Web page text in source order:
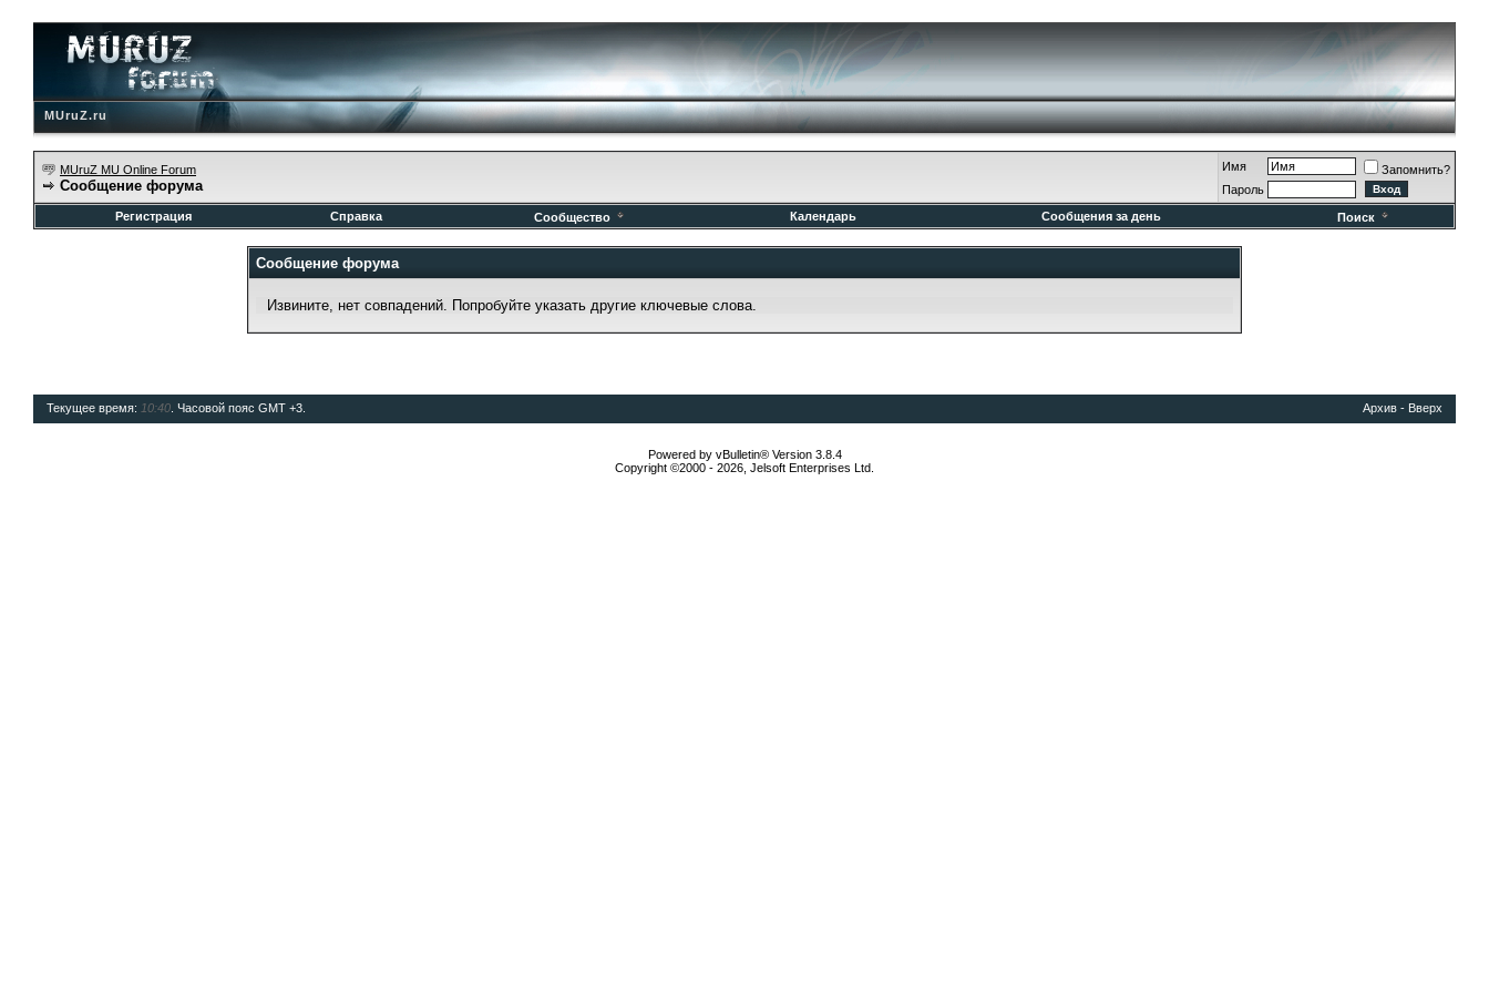
MUruZ.ru
MUruZ MU Online Forum
Сообщение форума
Имя
Запомнить?
Пароль
Регистрация
Справка Сообщество Календарь Сообщения за день Поиск
Сообщение форума
Извините, нет совпадений. Попробуйте указать другие ключевые слова.
Текущее время: 10:40 . Часовой пояс GMT +3. Архив - Вверх
Powered by vBulletin® Version 3.8.4
Copyright ©2000 - 2026, Jelsoft Enterprises Ltd.